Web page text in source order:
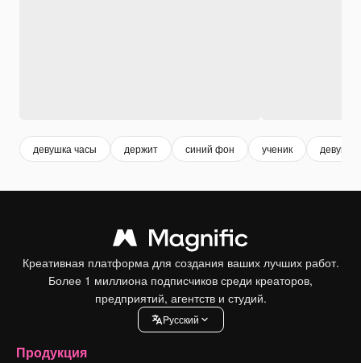
девушка часы держит синий фон ученик
Креативная платформа для создания ваших лучших работ.
Более 1 миллиона подписчиков среди креаторов,
предприятий, агентств и студий.
Pусский
Продукция